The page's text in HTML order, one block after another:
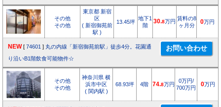
その他
その他
東京都 新宿
区
( 新宿御苑前
駅 )
13.45坪
地下1
階
30.8万円 賃料の8
ヶ月分
0万円
NEW [ 74601 ] 丸の内線「新宿御苑前駅」徒歩4分。花園通
り沿いB1階飲食可能物件☆
その他
その他
神奈川県 横
浜市中区
( 関内駅 )
68.93坪 4階 74.8万円
0万円/
700万円
0万円